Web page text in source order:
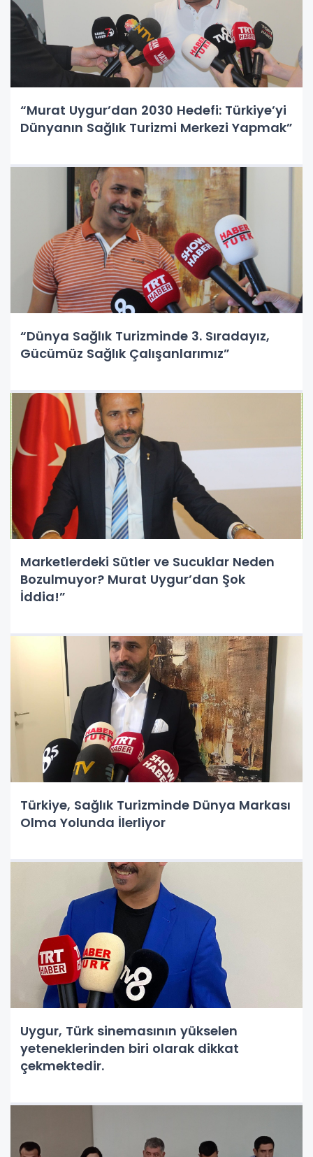
“Murat Uygur’dan 2030 Hedefi: Türkiye’yi
Dünyanın Sağlık Turizmi Merkezi Yapmak”
“Dünya Sağlık Turizminde 3. Sıradayız,
Gücümüz Sağlık Çalışanlarımız”
Marketlerdeki Sütler ve Sucuklar Neden
Bozulmuyor? Murat Uygur’dan Şok
İddia!”
Türkiye, Sağlık Turizminde Dünya Markası
Olma Yolunda İlerliyor
Uygur, Türk sinemasının yükselen
yeteneklerinden biri olarak dikkat
çekmektedir.